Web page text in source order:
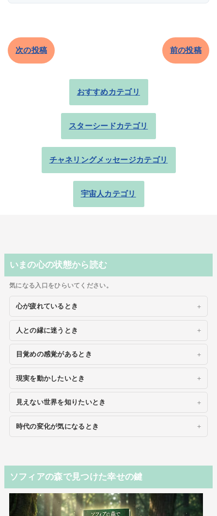
次の投稿 前の投稿
おすすめカテゴリ
スターシードカテゴリ
チャネリングメッセージカテゴリ
宇宙人カテゴリ
いまの心の状態から読む
気になる入口をひらいてください。
心が疲れているとき
人との縁に迷うとき
目覚めの感覚があるとき
現実を動かしたいとき
見えない世界を知りたいとき
時代の変化が気になるとき
ソフィアの森で見つけた幸せの鍵